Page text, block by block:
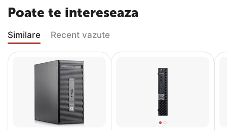
Poate te intereseaza
Similare Recent vazute